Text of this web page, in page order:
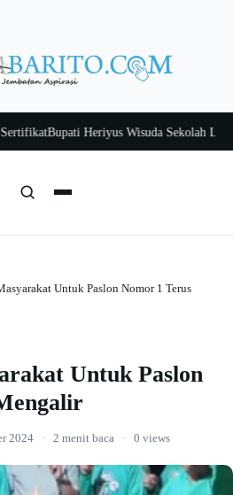
Bupati Heriyus Wisuda Sekolah Lansia
Untuk Paslon Nomor 1 Terus
Untuk Paslon
2024 · 2 menit baca · 0 views